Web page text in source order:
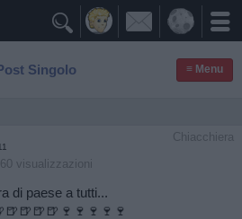

Singolo ≡ Menu
Chiacchiera
visualizzazioni
di paese a tutti...